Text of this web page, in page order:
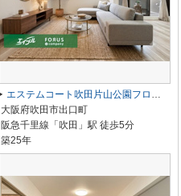
エステムコート吹田片山公園フローラ
大阪府吹田市出口町
阪急千里線「吹田」駅 徒歩5分
築25年